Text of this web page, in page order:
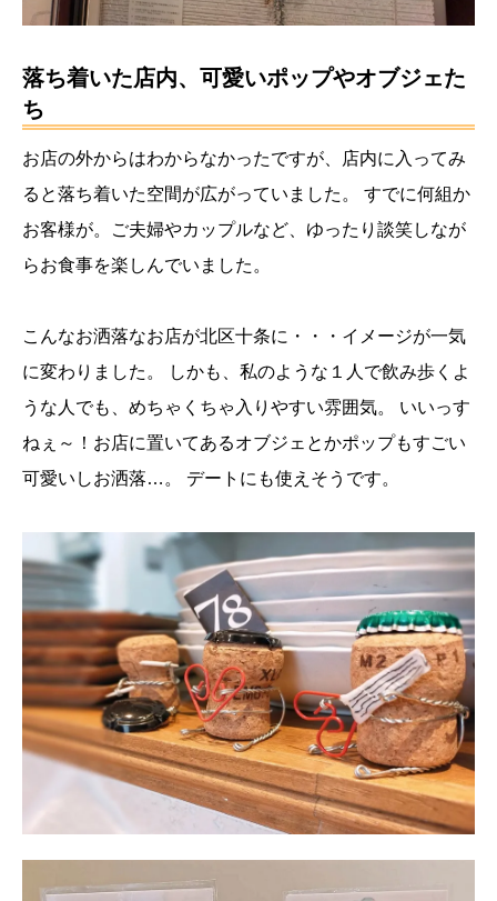
落ち着いた店内、可愛いポップやオブジェた
ち
お店の外からはわからなかったですが、店内に入ってみ
ると落ち着いた空間が広がっていました。
すでに何組か
お客様が。ご夫婦やカップルなど、ゆったり談笑しなが
らお食事を楽しんでいました。
こんなお洒落なお店が北区十条に・・・イメージが一気
に変わりました。
しかも、私のような１人で飲み歩くよ
うな人でも、めちゃくちゃ入りやすい雰囲気。
いいっす
ねぇ～！お店に置いてあるオブジェとかポップもすごい
可愛いしお洒落…。
デートにも使えそうです。